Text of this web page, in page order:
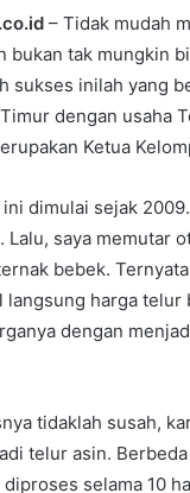
– Tidak mudah
bukan tak mungkin
sukses inilah yang
dengan usaha
Ketua
dimulai sejak
Lalu, saya memutar
bebek.
langsung harga
dengan
tidaklah susah,
telur asin.
selama 10